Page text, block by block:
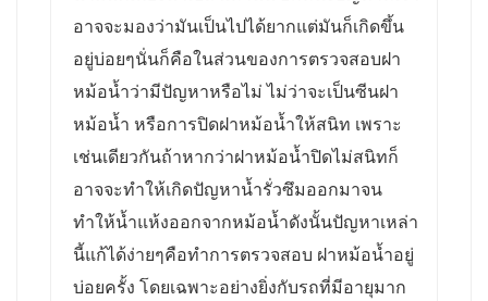
อาจจะมองว่ามันเป็นไปได้ยากแต่มันก็เกิดขึ้น
อยู่บ่อยๆนั่นก็คือในส่วนของการตรวจสอบฝา
หม้อน้ำว่ามีปัญหาหรือไม่ ไม่ว่าจะเป็นซีนฝา
หม้อน้ำ หรือการปิดฝาหม้อน้ำให้สนิท เพราะ
เช่นเดียวกันถ้าหากว่าฝาหม้อน้ำปิดไม่สนิทก็
อาจจะทำให้เกิดปัญหาน้ำรั่วซึมออกมาจน
ทำให้น้ำแห้งออกจากหม้อน้ำดังนั้นปัญหาเหล่า
นี้แก้ได้ง่ายๆคือทำการตรวจสอบ ฝาหม้อน้ำอยู่
บ่อยครั้ง โดยเฉพาะอย่างยิ่งกับรถที่มีอายุมาก